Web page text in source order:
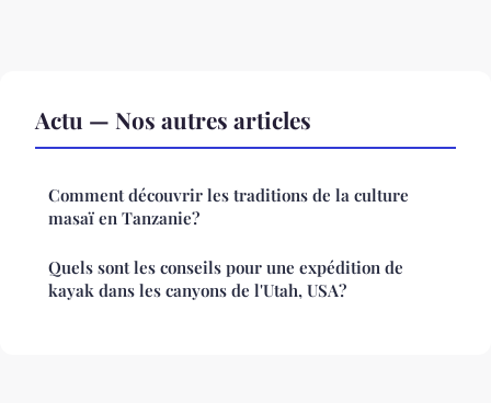
Actu — Nos autres articles
Comment découvrir les traditions de la culture
masaï en Tanzanie?
Quels sont les conseils pour une expédition de
kayak dans les canyons de l'Utah, USA?